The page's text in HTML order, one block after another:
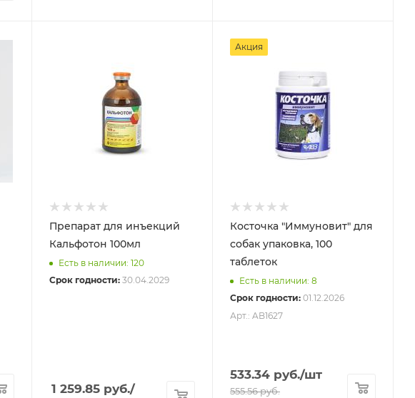
Препарат для инъекций
Кальфотон 100мл
Есть в наличии: 120
Срок годности: 30.04.2029
1 259.85 руб./
Акция
Косточка "Иммуновит" для
собак упаковка, 100
таблеток
Есть в наличии: 8
Срок годности: 01.12.2026
Арт.: AB1627
533.34 руб./шт
555.56руб.